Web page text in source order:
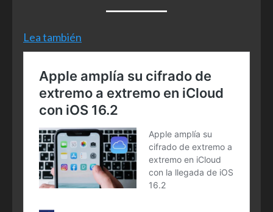
Lea también